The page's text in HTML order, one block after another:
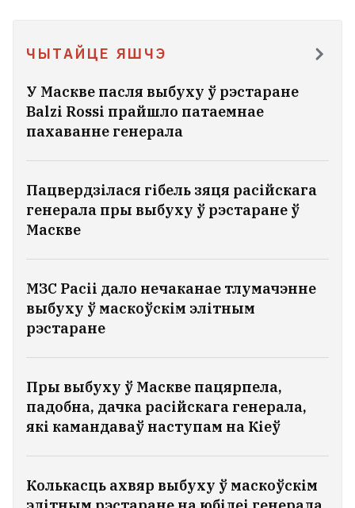
ЧЫТАЙЦЕ ЯШЧЭ
У Маскве пасля выбуху ў рэстаране
Balzi Rossi прайшло патаемнае
пахаванне генерала
Пацвердзілася гібель зяця расійскага
генерала пры выбуху ў рэстаране ў
Маскве
МЗС Расіі дало нечаканае тлумачэнне
выбуху ў маскоўскім элітным
рэстаране
Пры выбуху ў Маскве пацярпела,
падобна, дачка расійскага генерала,
які камандаваў наступам на Кіеў
Колькасць ахвяр выбуху ў маскоўскім